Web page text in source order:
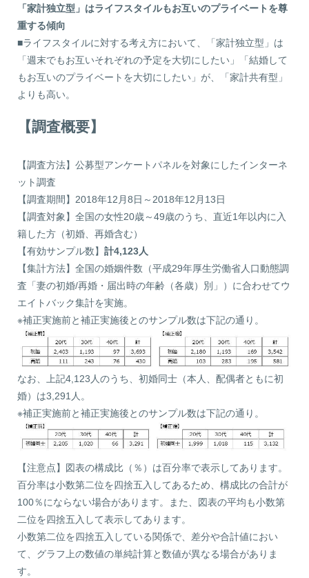
「家計独立型」はライフスタイルもお互いのプライベートを尊
重する傾向
■ライフスタイルに対する考え方において、「家計独立型」は
「週末でもお互いそれぞれの予定を大切にしたい」「結婚して
もお互いのプライベートを大切にしたい」が、「家計共有型」
よりも高い。
【調査概要】
【調査方法】公募型アンケートパネルを対象にしたインターネ
ット調査
【調査期間】2018年12月8日～2018年12月13日
【調査対象】全国の女性20歳～49歳のうち、直近1年以内に入
籍した方（初婚、再婚含む）
【有効サンプル数】計4,123人
【集計方法】全国の婚姻件数（平成29年厚生労働省人口動態調
査「妻の初婚/再婚・届出時の年齢（各歳）別」）に合わせてウ
エイトバック集計を実施。
※補正実施前と補正実施後とのサンプル数は下記の通り。
なお、上記4,123人のうち、初婚同士（本人、配偶者ともに初
婚）は3,291人。
※補正実施前と補正実施後とのサンプル数は下記の通り。
【注意点】図表の構成比（％）は百分率で表示してあります。
百分率は小数第二位を四捨五入してあるため、構成比の合計が
100％にならない場合があります。また、図表の平均も小数第
二位を四捨五入して表示してあります。
小数第二位を四捨五入している関係で、差分や合計値におい
て、グラフ上の数値の単純計算と数値が異なる場合がありま
す。